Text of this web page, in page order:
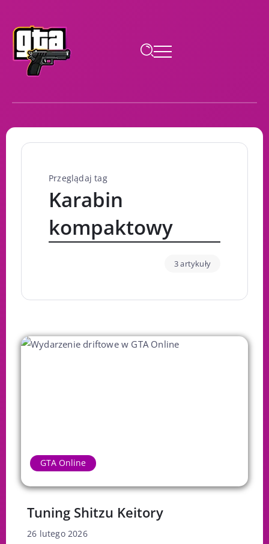
Przeglądaj tag
Karabin
kompaktowy
3 artykuły
GTA Online
Tuning Shitzu Keitory
26 lutego 2026